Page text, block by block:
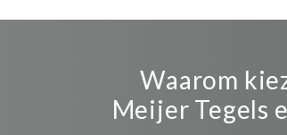
Waarom
Meijer Tegels